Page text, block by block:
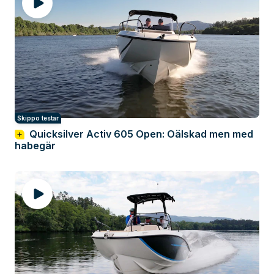
Skippo testar
Quicksilver Activ 605 Open: Oälskad men med
habegär